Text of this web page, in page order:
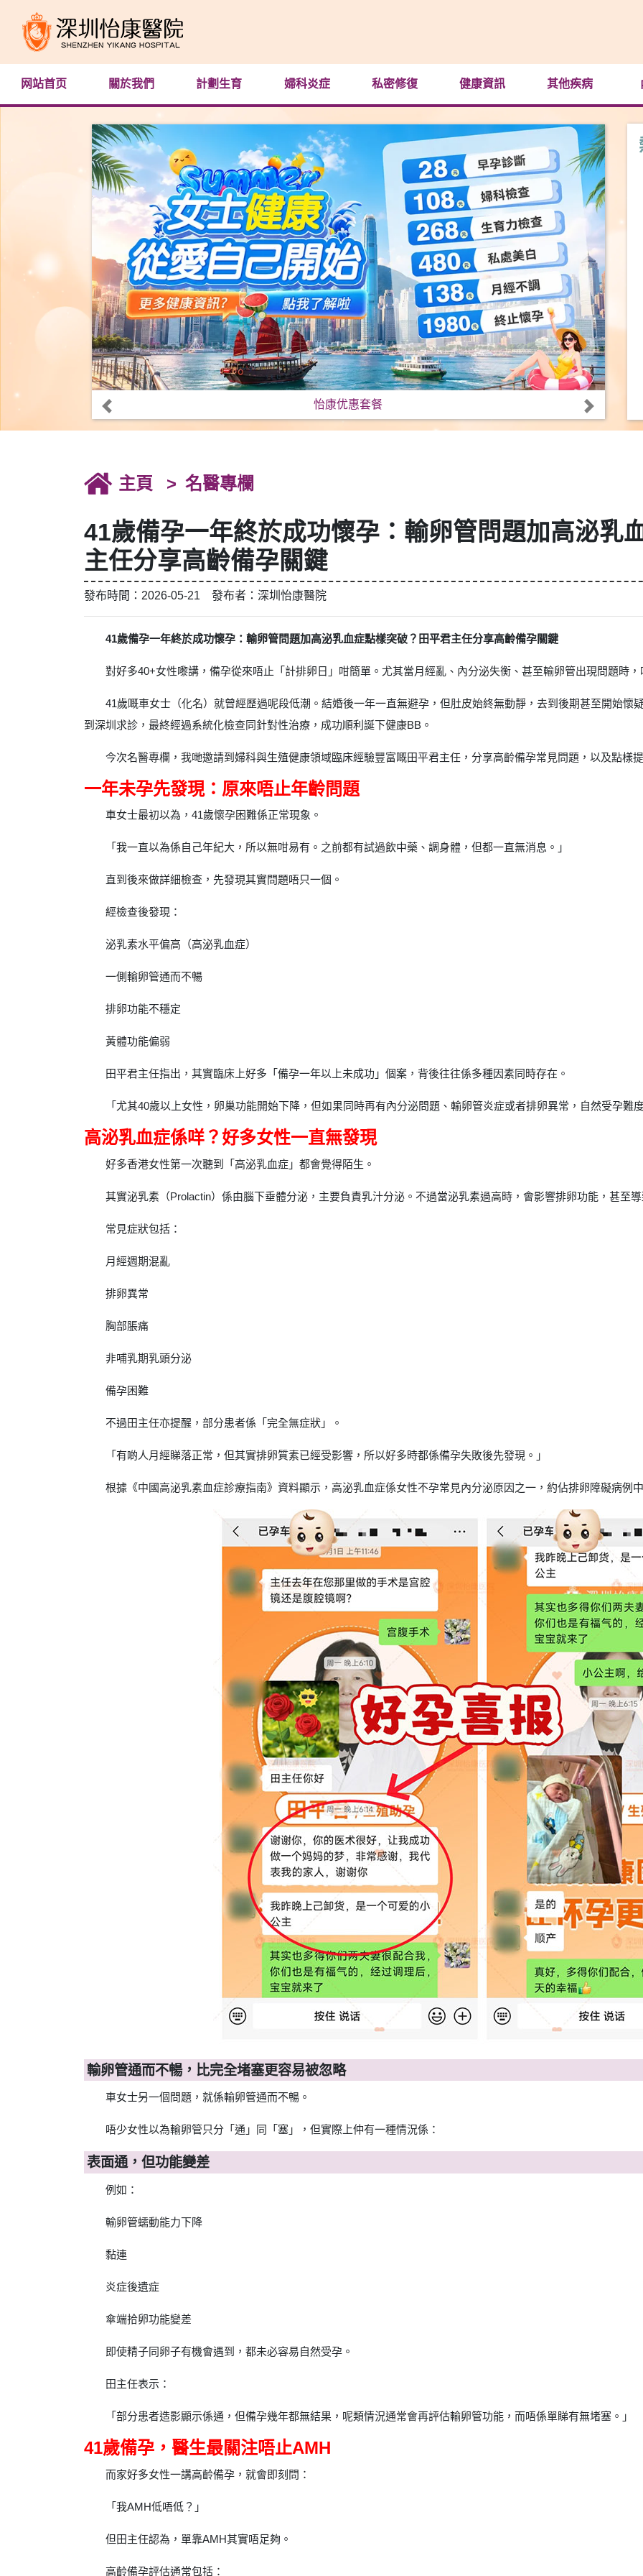
网站首页 關於我們 計劃生育 婦科炎症 私密修復 健康資訊 其他疾病
怡康优惠套餐
主頁 名醫專欄
41歲備孕一年終於成功懷孕：輸卵管問題加高泌乳
主任分享高齡備孕關鍵
發布時間：2026-05-21 發布者：深圳怡康醫院
41歲備孕一年終於成功懷孕：輸卵管問題加高泌乳血症點樣突破？田平君主任分享高齡備孕關鍵
對好多40+女性嚟講，備孕從來唔止「計排卵日」咁簡單。尤其當月經亂、內分泌失衡、甚至輸卵管出現問題時
41歲嘅車女士（化名）就曾經歷過呢段低潮。結婚後一年一直無避孕，但肚皮始終無動靜，去到後期甚至開始懷
到深圳求診，最終經過系統化檢查同針對性治療，成功順利誕下健康BB。
今次名醫專欄，我哋邀請到婦科與生殖健康領域臨床經驗豐富嘅田平君主任，分享高齡備孕常見問題，以及點樣
一年未孕先發現：原來唔止年齡問題
車女士最初以為，41歲懷孕困難係正常現象。
「我一直以為係自己年紀大，所以無咁易有。之前都有試過飲中藥、調身體，但都一直無消息。」
直到後來做詳細檢查，先發現其實問題唔只一個。
經檢查後發現：
泌乳素水平偏高（高泌乳血症）
一側輸卵管通而不暢
排卵功能不穩定
黃體功能偏弱
田平君主任指出，其實臨床上好多「備孕一年以上未成功」個案，背後往往係多種因素同時存在。
「尤其40歲以上女性，卵巢功能開始下降，但如果同時再有內分泌問題、輸卵管炎症或者排卵異常，自然受孕難度
高泌乳血症係咩？好多女性一直無發現
好多香港女性第一次聽到「高泌乳血症」都會覺得陌生。
其實泌乳素（Prolactin）係由腦下垂體分泌，主要負責乳汁分泌。不過當泌乳素過高時，會影響排卵功能，甚至導
常見症狀包括：
月經週期混亂
排卵異常
胸部脹痛
非哺乳期乳頭分泌
備孕困難
不過田主任亦提醒，部分患者係「完全無症狀」。
「有啲人月經睇落正常，但其實排卵質素已經受影響，所以好多時都係備孕失敗後先發現。」
根據《中國高泌乳素血症診療指南》資料顯示，高泌乳血症係女性不孕常見內分泌原因之一，約佔排卵障礙病例
輸卵管通而不暢，比完全堵塞更容易被忽略
車女士另一個問題，就係輸卵管通而不暢。
唔少女性以為輸卵管只分「通」同「塞」，但實際上仲有一種情況係：
表面通，但功能變差
例如：
輸卵管蠕動能力下降
黏連
炎症後遺症
傘端拾卵功能變差
即使精子同卵子有機會遇到，都未必容易自然受孕。
田主任表示：
「部分患者造影顯示係通，但備孕幾年都無結果，呢類情況通常會再評估輸卵管功能，而唔係單睇有無堵塞。」
41歲備孕，醫生最關注唔止AMH
而家好多女性一講高齡備孕，就會即刻問：
「我AMH低唔低？」
但田主任認為，單靠AMH其實唔足夠。
高齡備孕評估通常包括：